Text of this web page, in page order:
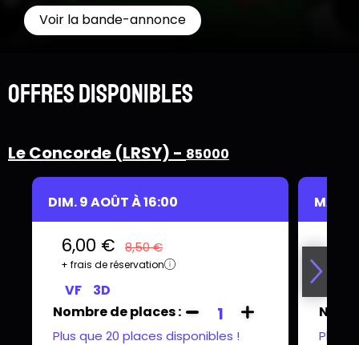
Voir la bande-annonce
Offres disponibles
Le Concorde (LRSY) - 85000
DIM. 9 AOÛT À 16:00
6,00 € 8,50 €
+ frais de réservation
VF
3D
Nombre de places :
1
Plus que 20 places disponibles !
MAR.
Plus